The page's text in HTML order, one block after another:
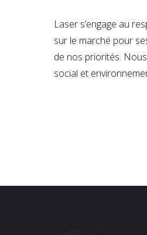
Laser s’engage au
sur le marché pour
de nos priorités.
social et